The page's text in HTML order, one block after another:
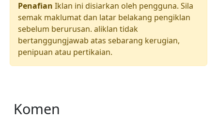
Penafian Iklan ini disiarkan oleh pengguna. Sila
semak maklumat dan latar belakang pengiklan
sebelum berurusan. aliklan tidak
bertanggungjawab atas sebarang kerugian,
penipuan atau pertikaian.
Komen